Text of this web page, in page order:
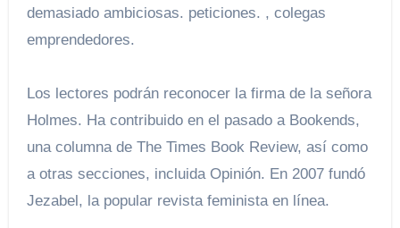
demasiado ambiciosas. peticiones. , colegas
emprendedores.
Los lectores podrán reconocer la firma de la señora
Holmes. Ha contribuido en el pasado a Bookends,
una columna de The Times Book Review, así como
a otras secciones, incluida Opinión. En 2007 fundó
Jezabel, la popular revista feminista en línea.